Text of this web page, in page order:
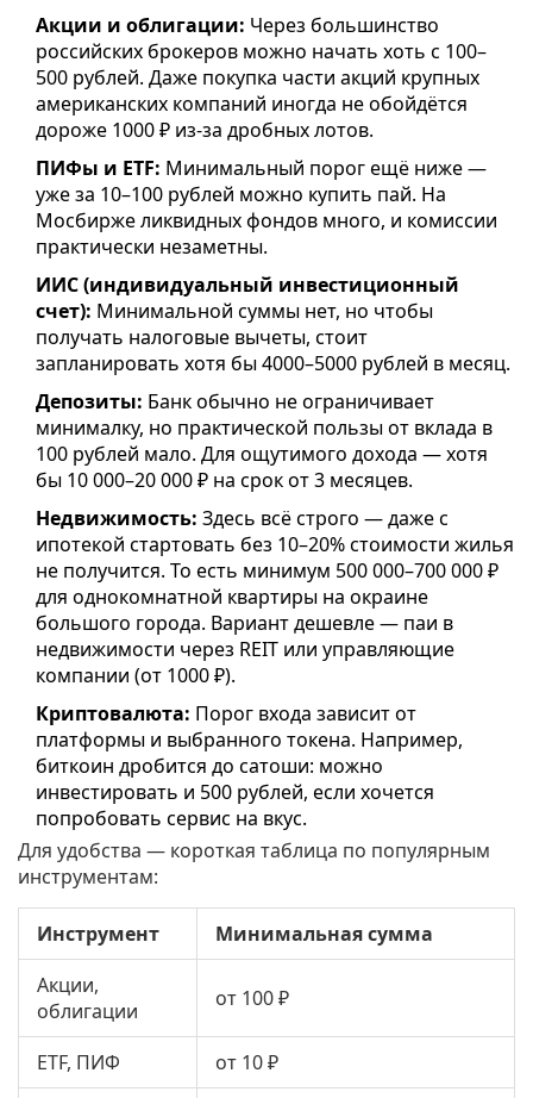
Акции и облигации: Через большинство
российских брокеров можно начать хоть с 100–
500 рублей. Даже покупка части акций крупных
американских компаний иногда не обойдётся
дороже 1000 ₽ из-за дробных лотов.
ПИФы и ETF: Минимальный порог ещё ниже —
уже за 10–100 рублей можно купить пай. На
Мосбирже ликвидных фондов много, и комиссии
практически незаметны.
ИИС (индивидуальный инвестиционный
счет): Минимальной суммы нет, но чтобы
получать налоговые вычеты, стоит
запланировать хотя бы 4000–5000 рублей в месяц.
Депозиты: Банк обычно не ограничивает
минималку, но практической пользы от вклада в
100 рублей мало. Для ощутимого дохода — хотя
бы 10 000–20 000 ₽ на срок от 3 месяцев.
Недвижимость: Здесь всё строго — даже с
ипотекой стартовать без 10–20% стоимости жилья
не получится. То есть минимум 500 000–700 000 ₽
для однокомнатной квартиры на окраине
большого города. Вариант дешевле — паи в
недвижимости через REIT или управляющие
компании (от 1000 ₽).
Криптовалюта: Порог входа зависит от
платформы и выбранного токена. Например,
биткоин дробится до сатоши: можно
инвестировать и 500 рублей, если хочется
попробовать сервис на вкус.
Для удобства — короткая таблица по популярным
инструментам:
Инструмент
Минимальная сумма
Акции,
облигации
от 100 ₽
ETF, ПИФ от 10 ₽